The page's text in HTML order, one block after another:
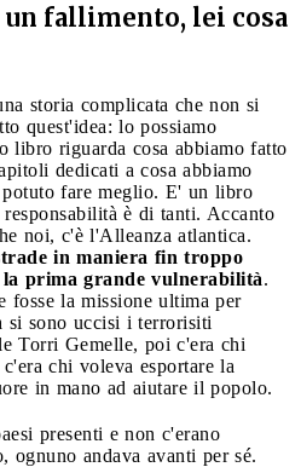
fallimento, lei cosa
storia complicata che non si
quest'idea: lo possiamo
riguarda cosa abbiamo fatto
dedicati a cosa abbiamo
potuto fare meglio. E' un libro
è di tanti. Accanto
noi, c'è l'Alleanza atlantica.
in maniera fin troppo
la prima grande vulnerabilità.
fosse la missione ultima per
si sono uccisi i terrorisiti
Torri Gemelle, poi c'era chi
c'era chi voleva esportare la
in mano ad aiutare il popolo.
presenti e non c'erano
andava avanti per sé.